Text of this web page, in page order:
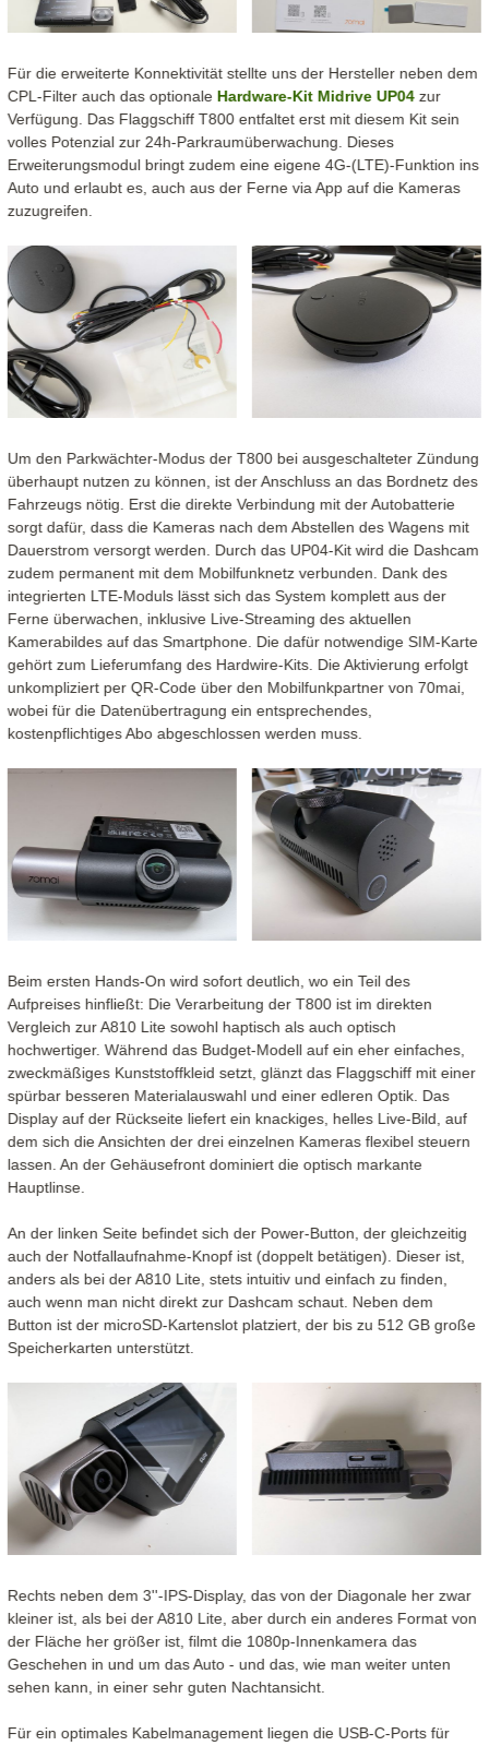
Für die erweiterte Konnektivität stellte uns der Hersteller neben dem
CPL-Filter auch das optionaleHardware-Kit Midrive UP04 zur
Verfügung. Das Flaggschiff T800 entfaltet erst mit diesem Kit sein
volles Potenzial zur 24h-Parkraumüberwachung. Dieses
Erweiterungsmodul bringt zudem eine eigene 4G-(LTE)-Funktion ins
Auto und erlaubt es, auch aus der Ferne via App auf die Kameras
zuzugreifen.
Um den Parkwächter-Modus der T800 bei ausgeschalteter Zündung
überhaupt nutzen zu können, ist der Anschluss an das Bordnetz des
Fahrzeugs nötig. Erst die direkte Verbindung mit der Autobatterie
sorgt dafür, dass die Kameras nach dem Abstellen des Wagens mit
Dauerstrom versorgt werden. Durch das UP04-Kit wird die Dashcam
zudem permanent mit dem Mobilfunknetz verbunden. Dank des
integrierten LTE-Moduls lässt sich das System komplett aus der
Ferne überwachen, inklusive Live-Streaming des aktuellen
Kamerabildes auf das Smartphone. Die dafür notwendige SIM-Karte
gehört zum Lieferumfang des Hardwire-Kits. Die Aktivierung erfolgt
unkompliziert per QR-Code über den Mobilfunkpartner von 70mai,
wobei für die Datenübertragung ein entsprechendes,
kostenpflichtiges Abo abgeschlossen werden muss.
Beim ersten Hands-On wird sofort deutlich, wo ein Teil des
Aufpreises hinfließt: Die Verarbeitung der T800 ist im direkten
Vergleich zur A810 Lite sowohl haptisch als auch optisch
hochwertiger. Während das Budget-Modell auf ein eher einfaches,
zweckmäßiges Kunststoffkleid setzt, glänzt das Flaggschiff mit einer
spürbar besseren Materialauswahl und einer edleren Optik. Das
Display auf der Rückseite liefert ein knackiges, helles Live-Bild, auf
dem sich die Ansichten der drei einzelnen Kameras flexibel steuern
lassen. An der Gehäusefront dominiert die optisch markante
Hauptlinse.
An der linken Seite befindet sich der Power-Button, der gleichzeitig
auch der Notfallaufnahme-Knopf ist (doppelt betätigen). Dieser ist,
anders als bei der A810 Lite, stets intuitiv und einfach zu finden,
auch wenn man nicht direkt zur Dashcam schaut. Neben dem
Button ist der microSD-Kartenslot platziert, der bis zu 512 GB große
Speicherkarten unterstützt.
Rechts neben dem 3''-IPS-Display, das von der Diagonale her zwar
kleiner ist, als bei der A810 Lite, aber durch ein anderes Format von
der Fläche her größer ist, filmt die 1080p-Innenkamera das
Geschehen in und um das Auto - und das, wie man weiter unten
sehen kann, in einer sehr guten Nachtansicht.
Für ein optimales Kabelmanagement liegen die USB-C-Ports für